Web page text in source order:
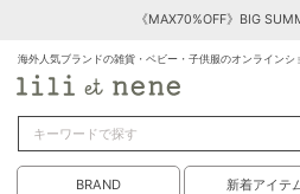
《MAX70%OFF》BIG
海外人気ブランドの雑貨・ベビー・子供服のオンラインシ
BRAND 新着アイテ